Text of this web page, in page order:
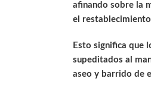
afinando sobre la
el
Esto significa que
supeditados al
aseo y barrido de